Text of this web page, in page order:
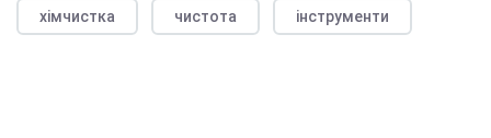
хімчистка чистота інструменти